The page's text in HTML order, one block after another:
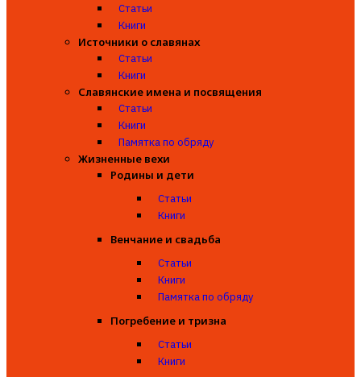
Статьи
Книги
Источники о славянах
Статьи
Книги
Славянские имена и посвящения
Статьи
Книги
Памятка по обряду
Жизненные вехи
Родины и дети
Статьи
Книги
Венчание и свадьба
Статьи
Книги
Памятка по обряду
Погребение и тризна
Статьи
Книги